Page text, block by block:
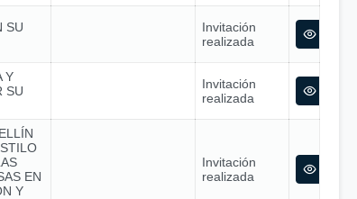
SU
Invitación
realizada
Y
SU
Invitación
realizada
EN
Y
Invitación
realizada